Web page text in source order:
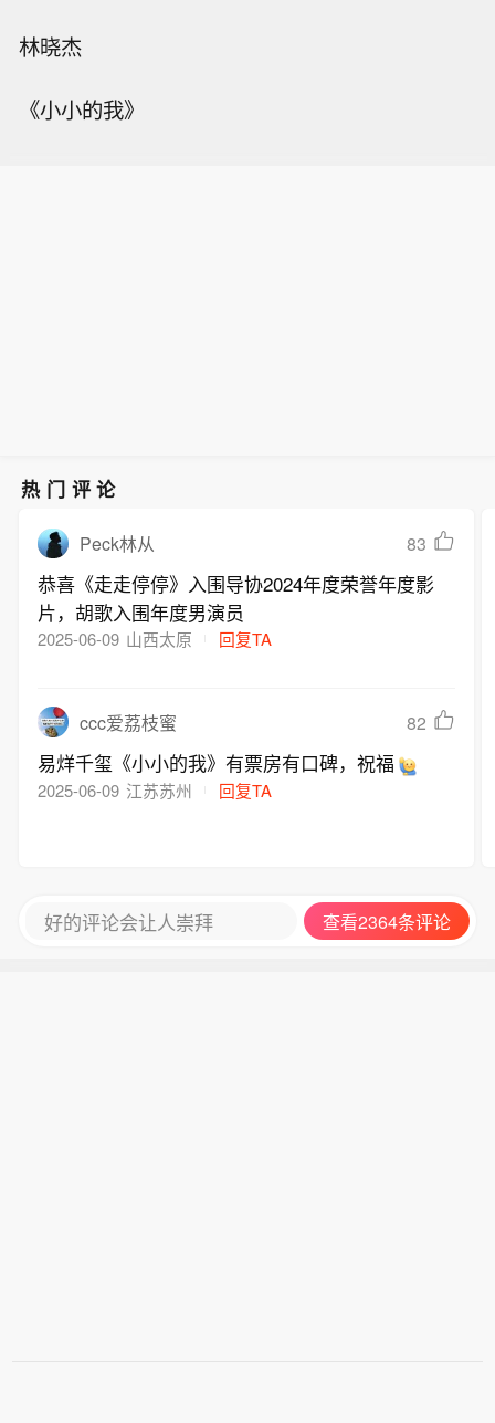
林晓杰
《小小的我》
热门评论
Peck林从 83
恭喜《走走停停》入围导协2024年度荣誉年度影
片，胡歌入围年度男演员
2025-06-09 山西太原 回复TA
ccc爱荔枝蜜 82
易烊千玺《小小的我》有票房有口碑，祝福
2025-06-09 江苏苏州 回复TA
好的评论会让人崇拜 查看2364条评论